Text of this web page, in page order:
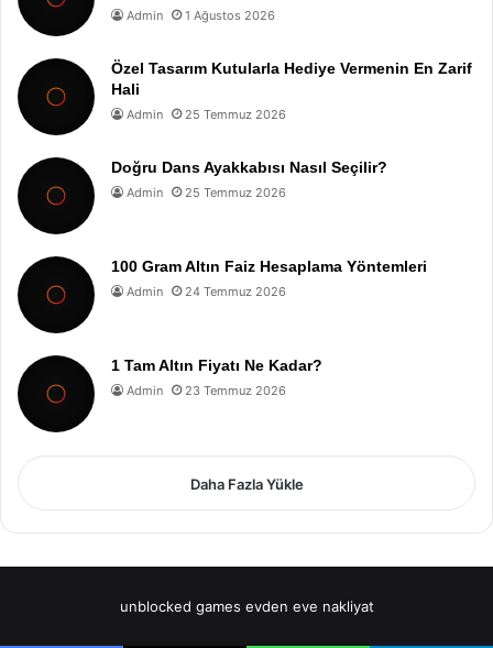
Admin 1 Ağustos 2026
Özel Tasarım Kutularla Hediye Vermenin En Zarif
Hali
Admin 25 Temmuz 2026
Doğru Dans Ayakkabısı Nasıl Seçilir?
Admin 25 Temmuz 2026
100 Gram Altın Faiz Hesaplama Yöntemleri
Admin 24 Temmuz 2026
1 Tam Altın Fiyatı Ne Kadar?
Admin 23 Temmuz 2026
Daha Fazla Yükle
unblocked games evden eve nakliyat